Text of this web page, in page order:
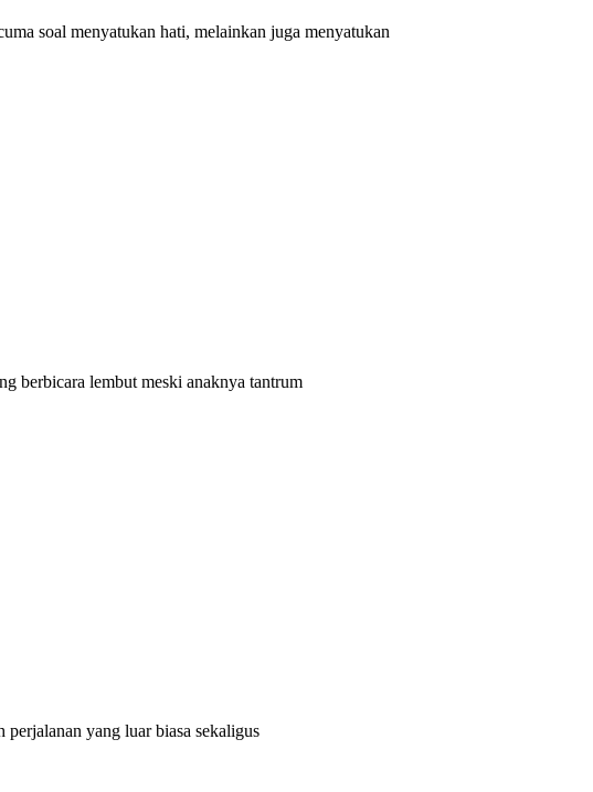
soal menyatukan hati, melainkan juga menyatukan
berbicara lembut meski anaknya tantrum
perjalanan yang luar biasa sekaligus